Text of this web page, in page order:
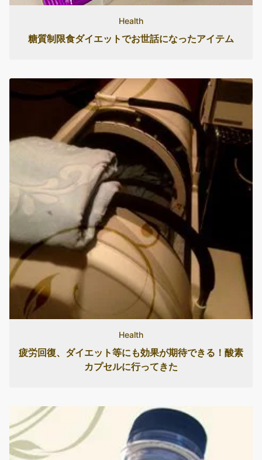
Health
糖質制限食ダイエットでお世話になったアイテム
Health
疲労回復、ダイエット等にも効果が期待できる！酸素
カプセルに行ってきた